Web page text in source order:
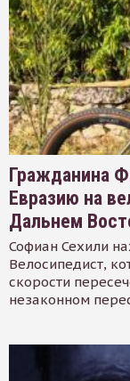
Гражданина
Евразию на
Дальнем
Софиан Сехили
Велосипедист,
скорости
незаконном